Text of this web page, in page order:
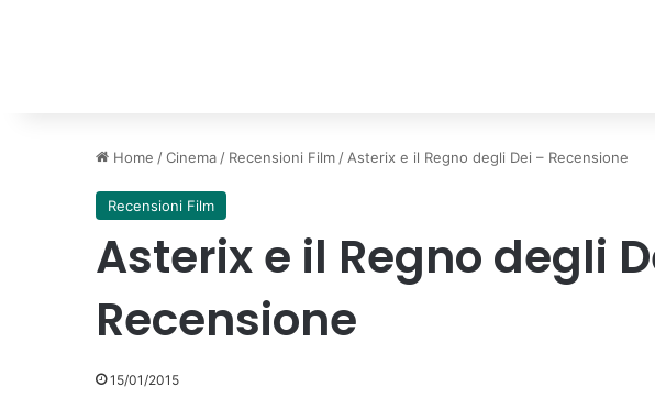
Home /Cinema / Recensioni Film / Asterix e il Regno degli Dei – Recensione
Recensioni Film
Asterix e il Regno degli
Recensione
15/01/2015